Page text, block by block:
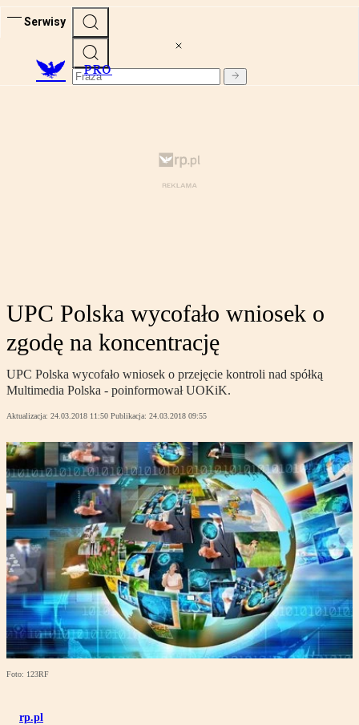
Serwisy
PRO
UPC Polska wycofało wniosek o
zgodę na koncentrację
UPC Polska wycofało wniosek o przejęcie kontroli nad spółką
Multimedia Polska - poinformował UOKiK.
Aktualizacja: 24.03.2018 11:50 Publikacja: 24.03.2018 09:55
Foto: 123RF
rp.pl